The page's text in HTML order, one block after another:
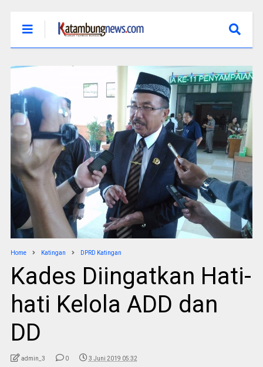
Home Katingan DPRD Katingan
Kades Diingatkan Hati-
hati Kelola ADD dan
DD
admin_3 0 3 Juni 2019 05:32